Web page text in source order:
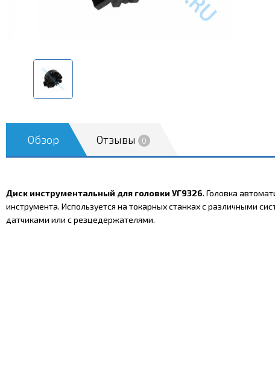
Обзор Отзывы 0
Диск инструментальный для головки УГ9326. Головка
инструмента. Используется на токарных станках с различными
датчиками или с резцедержателями.